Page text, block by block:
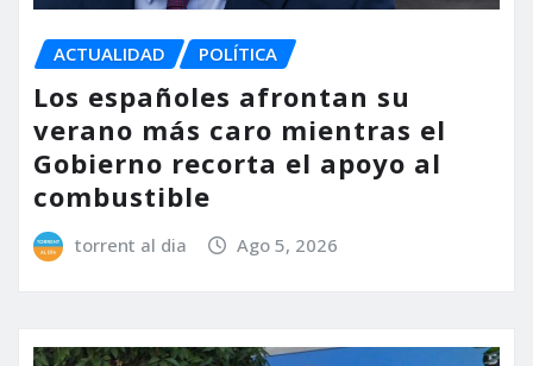
ACTUALIDAD POLÍTICA
Los españoles afrontan su
verano más caro mientras el
Gobierno recorta el apoyo al
combustible
torrent al dia Ago 5, 2026